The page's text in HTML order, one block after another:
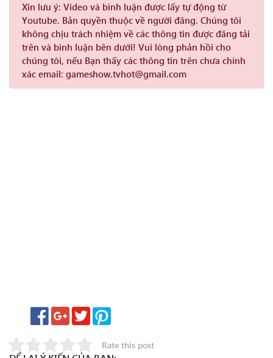
Xin lưu ý: Video và bình luận được lấy tự động từ
Youtube. Bản quyền thuộc về người đăng. Chúng tôi
không chịu trách nhiệm về các thông tin được đăng tải
trên và bình luận bên dưới! Vui lòng phản hồi cho
chúng tôi, nếu Bạn thấy các thông tin trên chưa chính
xác email: gameshow.tvhot@gmail.com
Rate this post